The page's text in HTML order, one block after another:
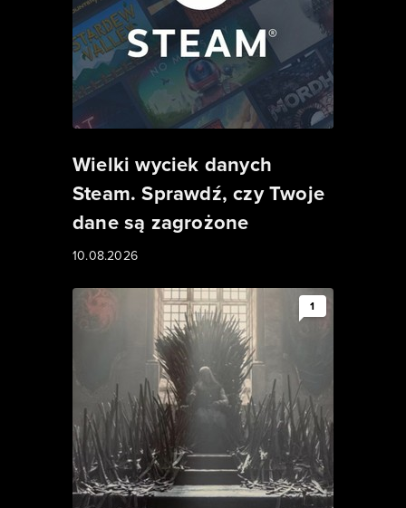
Wielki wyciek danych
Steam. Sprawdź, czy Twoje
dane są zagrożone
10.08.2026
1